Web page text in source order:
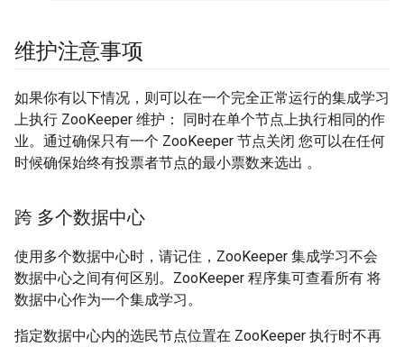
维护注意事项
如果你有以下情况，则可以在一个完全正常运行的集成学习
上执行 ZooKeeper 维护： 同时在单个节点上执行相同的作
业。通过确保只有一个 ZooKeeper 节点关闭 您可以在任何
时候确保始终有投票者节点的最小票数来选出 。
跨 多个数据中心
使用多个数据中心时，请记住，ZooKeeper 集成学习不会
数据中心之间有何区别。ZooKeeper 程序集可查看所有 将
数据中心作为一个集成学习。
指定数据中心内的选民节点位置在 ZooKeeper 执行时不再